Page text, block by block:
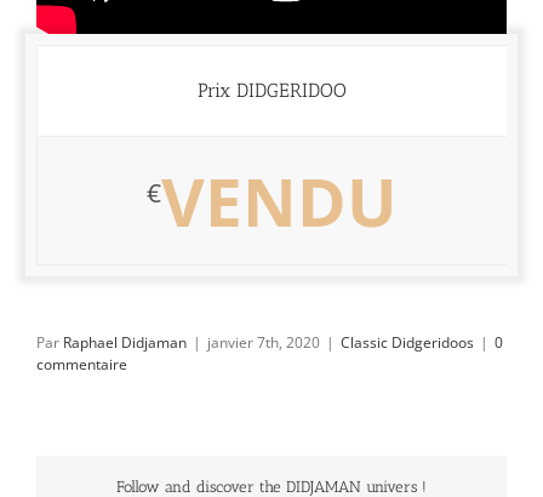
Prix DIDGERIDOO
€VENDU
Par Raphael Didjaman | janvier 7th, 2020 | Classic Didgeridoos | 0
commentaire
Follow and discover the DIDJAMAN univers !